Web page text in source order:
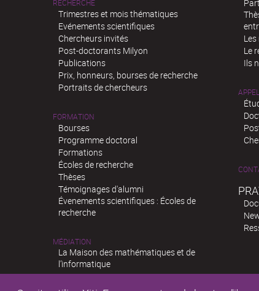
RECHERCHE
Trimestres et mois thématiques
Evénements scientifiques
Chercheurs invités
Post-doctorants Milyon
Publications
Prix, honneurs, bourses de recherche
Portraits de chercheurs
FORMATION
Bourses
Programme doctoral
Formations
Écoles de recherche
Thèses
Témoignages d'alumni
Évenements scientifiques : Écoles de
recherche
MÉDIATION
La Maison des mathématiques et de
l’informatique
Le
Ils